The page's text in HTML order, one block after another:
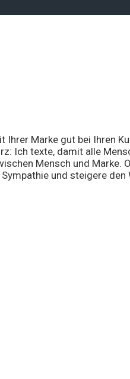
Marke gut bei Ihren
Ich texte, damit alle
Mensch und Marke.
und steigere den